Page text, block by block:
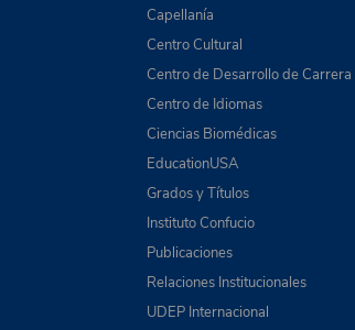
Capellanía
Centro Cultural
Centro de Desarrollo de Carrera
Centro de Idiomas
Ciencias Biomédicas
EducationUSA
Grados y Títulos
Instituto Confucio
Publicaciones
Relaciones Institucionales
UDEP Internacional